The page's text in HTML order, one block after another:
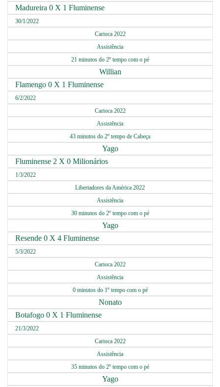
Madureira 0 X 1 Fluminense
30/1/2022
Carioca 2022
Assistência
21 minutos do 2º tempo com o pé
Willian
Flamengo 0 X 1 Fluminense
6/2/2022
Carioca 2022
Assistência
43 minutos do 2º tempo de Cabeça
Yago
Fluminense 2 X 0 Milionários
1/3/2022
Libertadores da América 2022
Assistência
30 minutos do 2º tempo com o pé
Yago
Resende 0 X 4 Fluminense
5/3/2022
Carioca 2022
Assistência
0 minutos do 1º tempo com o pé
Nonato
Botafogo 0 X 1 Fluminense
21/3/2022
Carioca 2022
Assistência
35 minutos do 2º tempo com o pé
Yago